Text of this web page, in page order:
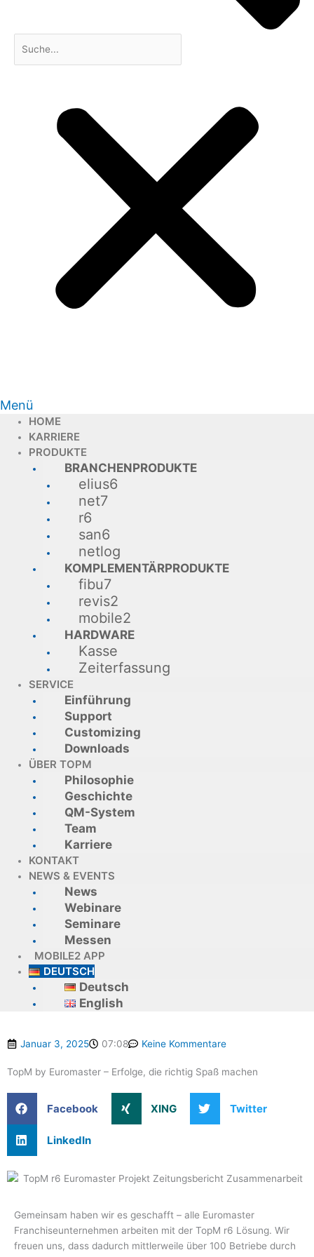
Menü
HOME
KARRIERE
PRODUKTE
BRANCHENPRODUKTE
elius6
net7
r6
san6
netlog
KOMPLEMENTÄRPRODUKTE
fibu7
revis2
mobile2
HARDWARE
Kasse
Zeiterfassung
SERVICE
Einführung
Support
Customizing
Downloads
ÜBER TOPM
Philosophie
Geschichte
QM-System
Team
Karriere
KONTAKT
NEWS & EVENTS
News
Webinare
Seminare
Messen
MOBILE2 APP
DEUTSCH
Deutsch
English
Januar 3, 2025 07:08 Keine Kommentare
TopM by Euromaster – Erfolge, die richtig Spaß machen
Facebook XING Twitter
LinkedIn
Gemeinsam haben wir es geschafft – alle Euromaster
Franchiseunternehmen arbeiten mit der TopM r6 Lösung. Wir
freuen uns, dass dadurch mittlerweile über 100 Betriebe durch